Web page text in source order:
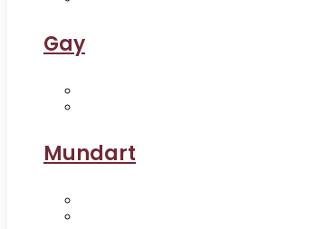
Gay
Mundart